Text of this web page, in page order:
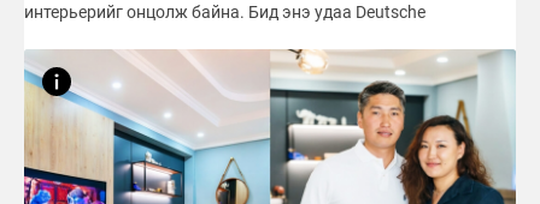
интерьерийг онцолж байна. Бид энэ удаа Deutsche